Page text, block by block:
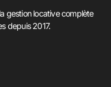
gestion locative complète
depuis 2017.